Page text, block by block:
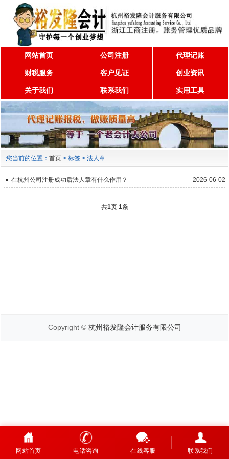
网站首页 公司注册 代理记账
财税服务 客户见证 创业资讯
关于我们 联系我们 实用工具
您当前的位置： 首页 > 标签 > 法人章
在杭州公司注册成功后法人章有什么作用？ 2026-06-02
共1页 1条
Copyright © 杭州裕发隆会计服务有限公司
网站首页 电话咨询 在线客服 联系我们